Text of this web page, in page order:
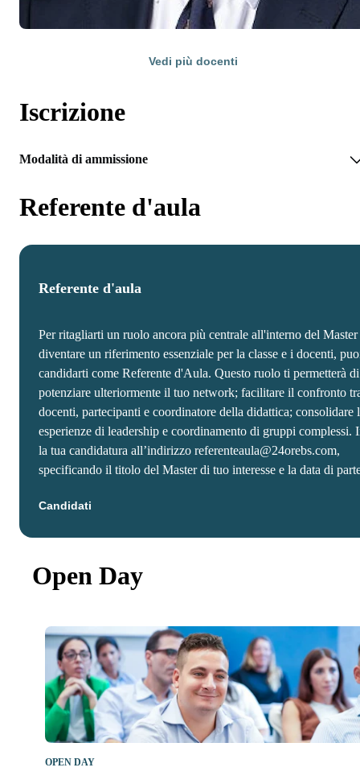
Vedi più docenti
Iscrizione
Modalità di ammissione
Referente d'aula
Referente d'aula
Per ritagliarti un ruolo ancora più centrale all'interno del Master
diventare un riferimento essenziale per la classe e i docenti,
candidarti come Referente d'Aula. Questo ruolo ti permetterà
potenziare ulteriormente il tuo network; facilitare il confronto
docenti, partecipanti e coordinatore della didattica; consolidare
esperienze di leadership e coordinamento di gruppi complessi.
la tua candidatura all’indirizzo referenteaula@24orebs.com,
specificando il titolo del Master di tuo interesse e la data di
Candidati
Open Day
OPEN DAY